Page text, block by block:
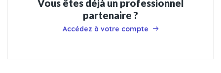
Vous êtes déjà un professionnel
partenaire ?
Accédez à votre compte